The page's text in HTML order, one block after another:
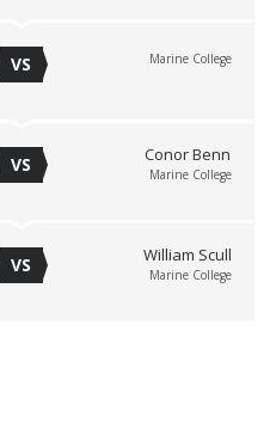
VS Marine College
VS Conor Benn
Marine College
VS William Scull
Marine College